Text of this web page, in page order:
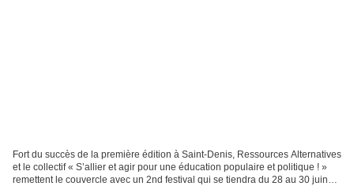
Fort du succès de la première édition à Saint-Denis, Ressources Alternatives
et le collectif « S’allier et agir pour une éducation populaire et politique ! »
remettent le couvercle avec un 2nd festival qui se tiendra du 28 au 30 juin